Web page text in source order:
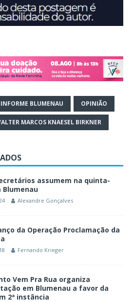
INFORME BLUMENAU OPINIÃO
MARCOS KNAESEL BIRKNER
assumem na quinta-
Blumenau
Alexandre Gonçalves
da Operação Proclamação da
Fernando Krieger
Vem Pra Rua organiza
em Blumenau a favor da
2ª instância